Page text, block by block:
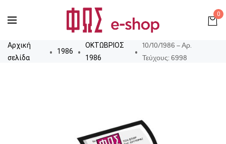
0
Αρχική
σελίδα
1986
ΟΚΤΩΒΡΙΟΣ
1986
10/10/1986 – Αρ.
Τεύχους: 6998